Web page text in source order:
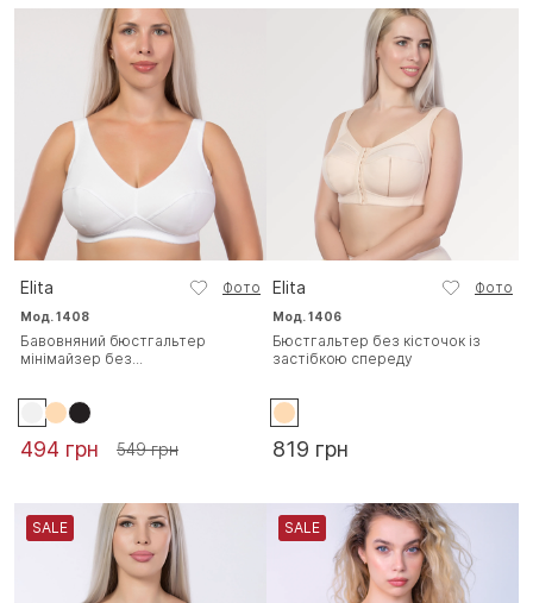
Elita Фото
Мод. 1408
Бавовняний бюстгальтер
мінімайзер без...
494 грн 549 грн
Elita Фото
Мод. 1406
Бюстгальтер без кісточок із
застібкою спереду
819 грн
SALE SALE